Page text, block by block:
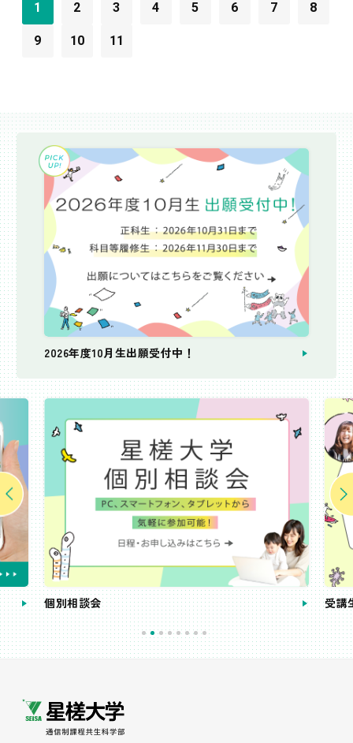
1 2 3 4 5 6 7 8
9 10 11
2026年度10月生出願受付中！
個別相談会 受講